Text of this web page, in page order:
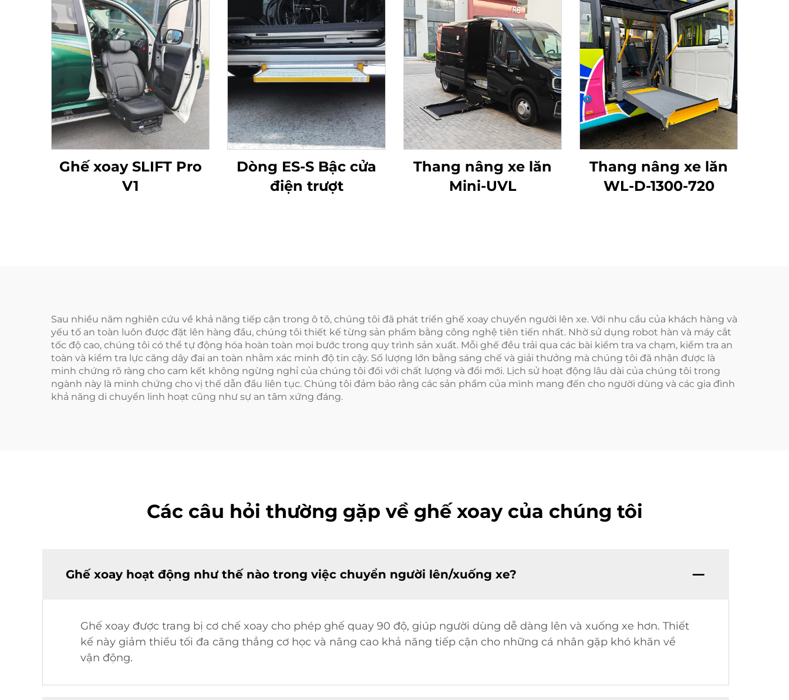
Ghế xoay SLIFT Pro
V1
Dòng ES-S Bậc cửa
điện trượt
Thang nâng xe lăn
Mini-UVL
Thang nâng xe lăn
WL-D-1300-720
Sau nhiều năm nghiên cứu về khả năng tiếp cận trong ô tô, chúng tôi đã phát triển ghế xoay chuyển người lên xe. Với nhu cầu của khách hàng và
yếu tố an toàn luôn được đặt lên hàng đầu, chúng tôi thiết kế từng sản phẩm bằng công nghệ tiên tiến nhất. Nhờ sử dụng robot hàn và máy cắt
tốc độ cao, chúng tôi có thể tự động hóa hoàn toàn mọi bước trong quy trình sản xuất. Mỗi ghế đều trải qua các bài kiểm tra va chạm, kiểm tra an
toàn và kiểm tra lực căng dây đai an toàn nhằm xác minh độ tin cậy. Số lượng lớn bằng sáng chế và giải thưởng mà chúng tôi đã nhận được là
minh chứng rõ ràng cho cam kết không ngừng nghỉ của chúng tôi đối với chất lượng và đổi mới. Lịch sử hoạt động lâu dài của chúng tôi trong
ngành này là minh chứng cho vị thế dẫn đầu liên tục. Chúng tôi đảm bảo rằng các sản phẩm của mình mang đến cho người dùng và các gia đình
khả năng di chuyển linh hoạt cũng như sự an tâm xứng đáng.
Các câu hỏi thường gặp về ghế xoay của chúng tôi
Ghế xoay hoạt động như thế nào trong việc chuyển người lên/xuống xe?
Ghế xoay được trang bị cơ chế xoay cho phép ghế quay 90 độ, giúp người dùng dễ dàng lên và xuống xe hơn. Thiết
kế này giảm thiểu tối đa căng thẳng cơ học và nâng cao khả năng tiếp cận cho những cá nhân gặp khó khăn về
vận động.